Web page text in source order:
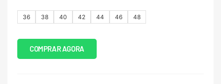
36 38 40 42 44 46 48
COMPRAR AGORA